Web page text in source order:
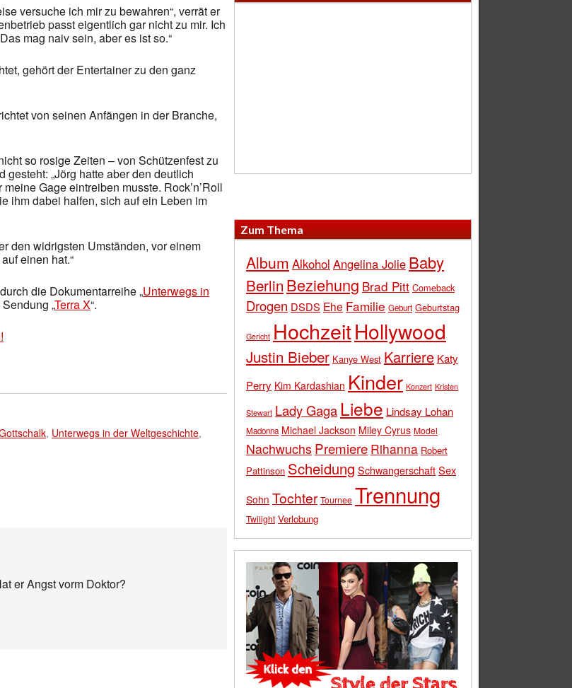
versuche ich mir zu bewahren“, verrät er
passt eigentlich gar nicht zu mir. Ich
mag naiv sein, aber es ist so.“
gehört der Entertainer zu den ganz
von seinen Anfängen in der Branche,
so rosige Zeiten – von Schützenfest zu
„Jörg hatte aber den deutlich
Gage eintreiben musste. Rock’n’Roll
ihm dabei halfen, sich auf ein Leben im
den widrigsten Umständen, vor einem
einen hat.“
die Dokumentarreihe „Unterwegs in
„Terra X“.
, Unterwegs in der Weltgeschichte,
er Angst vorm Doktor?
Zum Thema
Album Alkohol Angelina Jolie Baby
Berlin Beziehung Brad Pitt Comeback
Drogen DSDS Ehe Familie Geburt Geburtstag
Gericht HochzeitHollywood
Justin Bieber Kanye West Karriere Katy
Perry Kim Kardashian Kinder Konzert Kristen
Stewart Lady Gaga Liebe Lindsay Lohan
Madonna Michael Jackson Miley Cyrus Model
Nachwuchs Premiere Rihanna Robert
Pattinson Scheidung SchwangerschaftSex
Sohn Tochter Tournee Trennung
Twilight Verlobung